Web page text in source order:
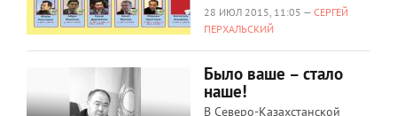
28 ИЮЛ 2015, 11:05 — СЕРГЕЙ
ПЕРХАЛЬСКИЙ
Было ваше – стало
наше!
В Северо-Казахстанской